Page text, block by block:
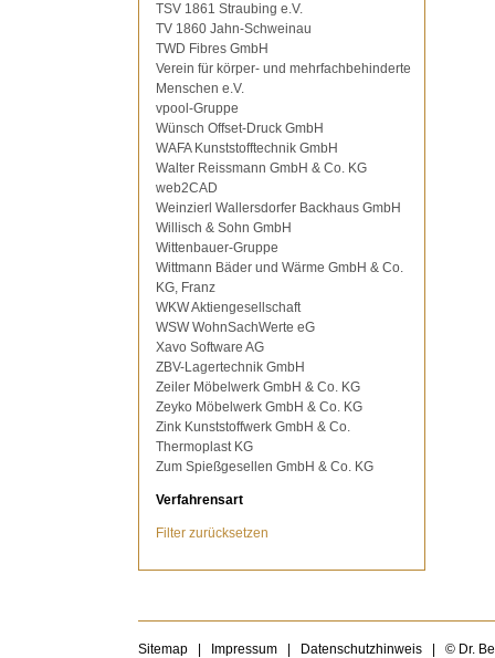
TSV 1861 Straubing e.V.
TV 1860 Jahn-Schweinau
TWD Fibres GmbH
Verein für körper- und mehrfachbehinderte
Menschen e.V.
vpool-Gruppe
Wünsch Offset-Druck GmbH
WAFA Kunststofftechnik GmbH
Walter Reissmann GmbH & Co. KG
web2CAD
Weinzierl Wallersdorfer Backhaus GmbH
Willisch & Sohn GmbH
Wittenbauer-Gruppe
Wittmann Bäder und Wärme GmbH & Co.
KG, Franz
WKW Aktiengesellschaft
WSW WohnSachWerte eG
Xavo Software AG
ZBV-Lagertechnik GmbH
Zeiler Möbelwerk GmbH & Co. KG
Zeyko Möbelwerk GmbH & Co. KG
Zink Kunststoffwerk GmbH & Co.
Thermoplast KG
Zum Spießgesellen GmbH & Co. KG
Verfahrensart
Filter zurücksetzen
Sitemap Impressum Datenschutzhinweis © Dr.